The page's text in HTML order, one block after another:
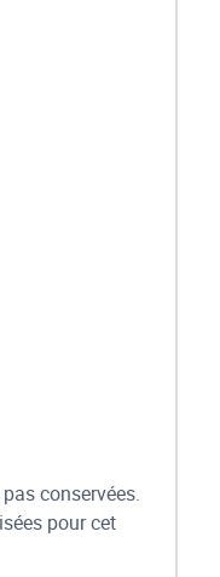
conservées.
pour cet